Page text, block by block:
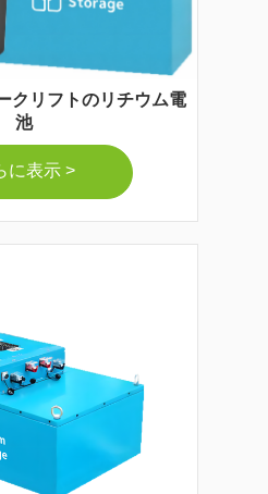
クリフトのリチウム電
池
に表示 >